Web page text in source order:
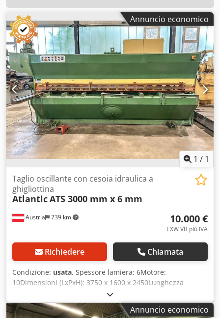
Annuncio economico
1 / 1
Austria 739 km
Taglio oscillante con cesoia idraulica a
ghigliottina
AtlanticATS 3000 mm x 6 mm
10.000 €
EXW VB più IVA
Richiedere Chiamata
Condizione: usata, Spessore lamiera: 6Motore:
10Dimensioni (LxPxH): 3750 x 1600 x 2450Lunghezza
lamiera: 3050Peso ca.: 4800Descrizione:Cesoia per pannelli
- idraulica ATLANTIC ATS 3000 Macchina usata Larghezza
lamiera: 3050 mm Spessore lamiera: 6,0 mm Spessore
Annuncio economico